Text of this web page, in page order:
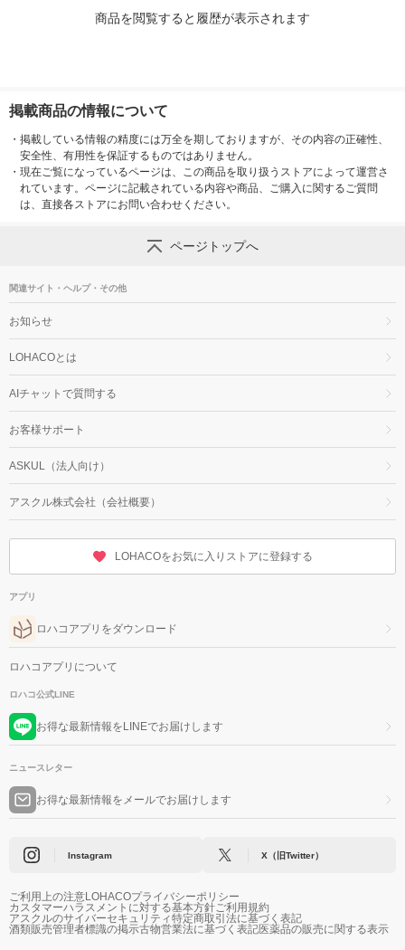
商品を閲覧すると履歴が表示されます
掲載商品の情報について
・ 掲載している情報の精度には万全を期しておりますが、その内容の正確性、
安全性、有用性を保証するものではありません。
・ 現在ご覧になっているページは、この商品を取り扱うストアによって運営さ
れています。ページに記載されている内容や商品、ご購入に関するご質問
は、直接各ストアにお問い合わせください。
ページトップへ
関連サイト・ヘルプ・その他
お知らせ
LOHACOとは
AIチャットで質問する
お客様サポート
ASKUL（法人向け）
アスクル株式会社（会社概要）
LOHACOをお気に入りストアに登録する
アプリ
ロハコアプリをダウンロード
ロハコアプリについて
ロハコ公式LINE
お得な最新情報をLINEでお届けします
ニュースレター
お得な最新情報をメールでお届けします
Instagram X（旧Twitter）
ご利用上の注意LOHACOプライバシーポリシー
カスタマーハラスメントに対する基本方針ご利用規約
アスクルのサイバーセキュリティ特定商取引法に基づく表記
酒類販売管理者標識の掲示古物営業法に基づく表記医薬品の販売に関する表示